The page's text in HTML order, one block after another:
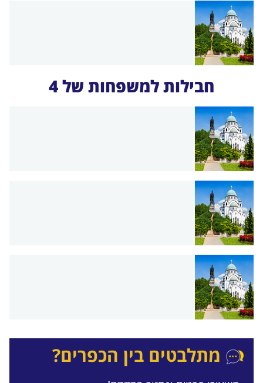
חבילות למשפחות של 4
מתלבטים בין הכפרים?